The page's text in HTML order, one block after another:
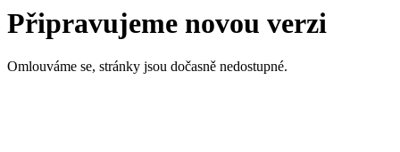
Připravujeme novou verzi
Omlouváme se, stránky jsou dočasně nedostupné.